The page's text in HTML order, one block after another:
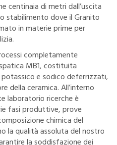
centinaia di metri dall’uscita
stabilimento dove il Granito
in materie prime per
completamente
MB1, costituita
e sodico deferrizzati,
della ceramica. All’interno
laboratorio ricerche è
fasi produttive, prove
chimica del
la qualità assoluta del nostro